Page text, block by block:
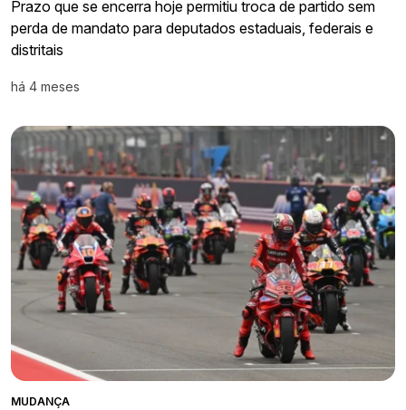
Prazo que se encerra hoje permitiu troca de partido sem
perda de mandato para deputados estaduais, federais e
distritais
há 4 meses
MUDANÇA